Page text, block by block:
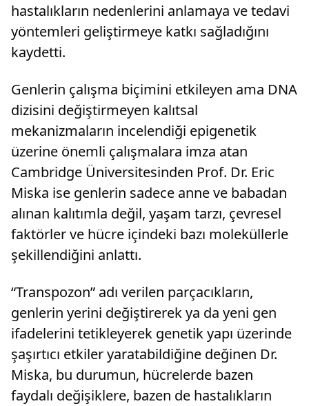
hastalıkların nedenlerini anlamaya ve tedavi
yöntemleri geliştirmeye katkı sağladığını
kaydetti.
Genlerin çalışma biçimini etkileyen ama DNA
dizisini değiştirmeyen kalıtsal
mekanizmaların incelendiği epigenetik
üzerine önemli çalışmalara imza atan
Cambridge Üniversitesinden Prof. Dr. Eric
Miska ise genlerin sadece anne ve babadan
alınan kalıtımla değil, yaşam tarzı, çevresel
faktörler ve hücre içindeki bazı moleküllerle
şekillendiğini anlattı.
“Transpozon” adı verilen parçacıkların,
genlerin yerini değiştirerek ya da yeni gen
ifadelerini tetikleyerek genetik yapı üzerinde
şaşırtıcı etkiler yaratabildiğine değinen Dr.
Miska, bu durumun, hücrelerde bazen
faydalı değişiklere, bazen de hastalıkların